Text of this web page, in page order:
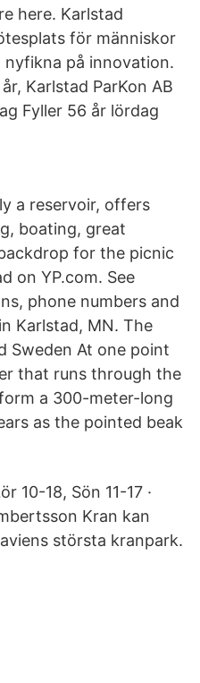
here. Karlstad
för människor
på innovation.
Karlstad ParKon AB
Fyller 56 år lördag
a reservoir, offers
boating, great
for the picnic
on YP.com. See
phone numbers and
Karlstad, MN. The
Sweden At one point
that runs through the
a 300-meter-long
as the pointed beak
10-18, Sön 11-17 ·
Kran kan
största kranpark.